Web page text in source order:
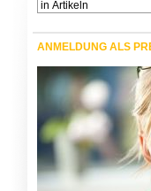
ANMELDUNG ALS